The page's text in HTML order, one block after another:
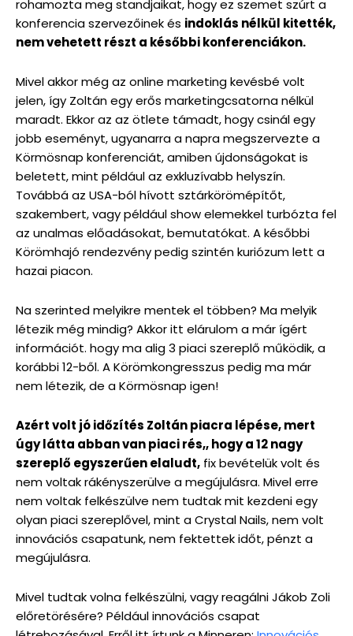
rohamozta meg standjaikat, hogy ez szemet szúrt a
konferencia szervezőinek és indoklás nélkül kitették,
nem vehetett részt a későbbi konferenciákon.
Mivel akkor még az online marketing kevésbé volt
jelen, így Zoltán egy erős marketingcsatorna nélkül
maradt. Ekkor az az ötlete támadt, hogy csinál egy
jobb eseményt, ugyanarra a napra megszervezte a
Körmösnap konferenciát, amiben újdonságokat is
beletett, mint például az exkluzívabb helyszín.
Továbbá az USA-ból hívott sztárkörömépítőt,
szakembert, vagy például show elemekkel turbózta fel
az unalmas előadásokat, bemutatókat. A későbbi
Körömhajó rendezvény pedig szintén kuriózum lett a
hazai piacon.
Na szerinted melyikre mentek el többen? Ma melyik
létezik még mindig? Akkor itt elárulom a már ígért
információt. hogy ma alig 3 piaci szereplő működik, a
korábbi 12-ből. A Körömkongresszus pedig ma már
nem létezik, de a Körmösnap igen!
Azért volt jó időzítés Zoltán piacra lépése, mert
úgy látta abban van piaci rés,, hogy a 12 nagy
szereplő egyszerűen elaludt, fix bevételük volt és
nem voltak rákényszerülve a megújulásra. Mivel erre
nem voltak felkészülve nem tudtak mit kezdeni egy
olyan piaci szereplővel, mint a Crystal Nails, nem volt
innovációs csapatunk, nem fektettek időt, pénzt a
megújulásra.
Mivel tudtak volna felkészülni, vagy reagálni Jákob Zoli
előretörésére? Például innovációs csapat